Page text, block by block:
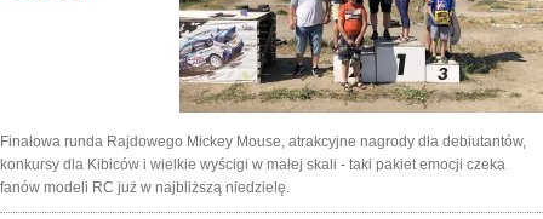
Finałowa runda Rajdowego Mickey Mouse, atrakcyjne nagrody dla debiutantów,
konkursy dla Kibiców i wielkie wyścigi w małej skali - taki pakiet emocji czeka
fanów modeli RC już w najbliższą niedzielę.